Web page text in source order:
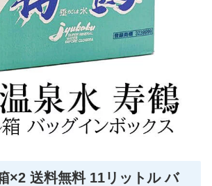
×2 送料無料 11リットル バ